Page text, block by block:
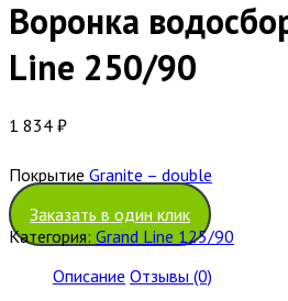
Воронка
Line 250/90
1 834 ₽
Покрытие Granite – double
Заказать в один клик
Категория: Grand Line 125/90
Описание Отзывы (0)